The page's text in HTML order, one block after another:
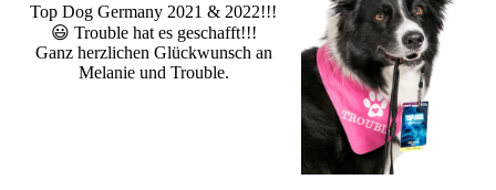
Top Dog Germany 2021 & 2022!!!
😃 Trouble hat es geschafft!!!
Ganz herzlichen Glückwunsch an
Melanie und Trouble.